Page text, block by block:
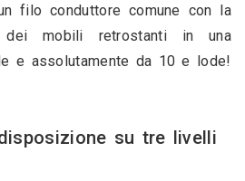
filo conduttore comune con la
mobili retrostanti in una
e assolutamente da 10 e lode!
su tre livelli